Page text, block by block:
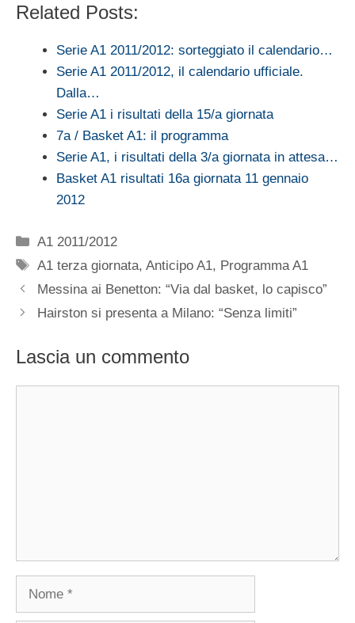
Related Posts:
Serie A1 2011/2012: sorteggiato il calendario…
Serie A1 2011/2012, il calendario ufficiale.
Dalla…
Serie A1 i risultati della 15/a giornata
7a / Basket A1: il programma
Serie A1, i risultati della 3/a giornata in attesa…
Basket A1 risultati 16a giornata 11 gennaio
2012
Categorie
A1 2011/2012
Tag
A1 terza giornata,Anticipo A1, Programma A1
Messina ai Benetton: “Via dal basket, lo capisco”
Hairston si presenta a Milano: “Senza limiti”
Lascia un commento